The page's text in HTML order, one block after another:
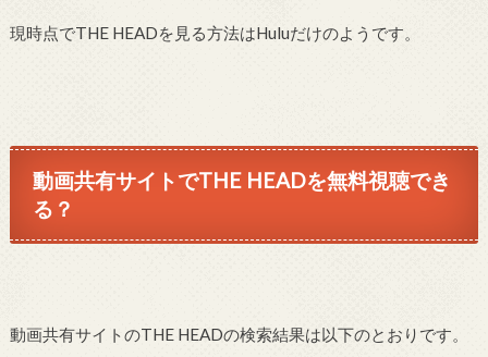
現時点でTHE HEADを見る方法はHuluだけのようです。
動画共有サイトでTHE HEADを無料視聴でき
る？
動画共有サイトのTHE HEADの検索結果は以下のとおりです。